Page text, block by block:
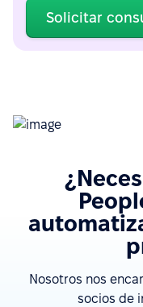
Solicitar
Nosotros nos
socios de